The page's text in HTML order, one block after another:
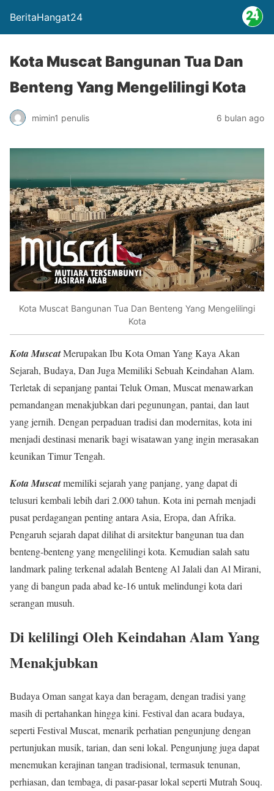
BeritaHangat24
Kota Muscat Bangunan Tua Dan
Benteng Yang Mengelilingi Kota
mimin1 penulis 6 bulan ago
Kota Muscat Bangunan Tua Dan Benteng Yang Mengelilingi
Kota
Kota MuscatMerupakan Ibu Kota Oman Yang Kaya Akan
Sejarah, Budaya, Dan Juga Memiliki Sebuah Keindahan Alam.
Terletak di sepanjang pantai Teluk Oman, Muscat menawarkan
pemandangan menakjubkan dari pegunungan, pantai, dan laut
yang jernih. Dengan perpaduan tradisi dan modernitas, kota ini
menjadi destinasi menarik bagi wisatawan yang ingin merasakan
keunikan Timur Tengah.
Kota Muscatmemiliki sejarah yang panjang, yang dapat di
telusuri kembali lebih dari 2.000 tahun. Kota ini pernah menjadi
pusat perdagangan penting antara Asia, Eropa, dan Afrika.
Pengaruh sejarah dapat dilihat di arsitektur bangunan tua dan
benteng-benteng yang mengelilingi kota. Kemudian salah satu
landmark paling terkenal adalah Benteng Al Jalali dan Al Mirani,
yang di bangun pada abad ke-16 untuk melindungi kota dari
serangan musuh.
Di kelilingi Oleh Keindahan Alam Yang
Menakjubkan
Budaya Oman sangat kaya dan beragam, dengan tradisi yang
masih di pertahankan hingga kini. Festival dan acara budaya,
seperti Festival Muscat, menarik perhatian pengunjung dengan
pertunjukan musik, tarian, dan seni lokal. Pengunjung juga dapat
menemukan kerajinan tangan tradisional, termasuk tenunan,
perhiasan, dan tembaga, di pasar-pasar lokal seperti Mutrah Souq.